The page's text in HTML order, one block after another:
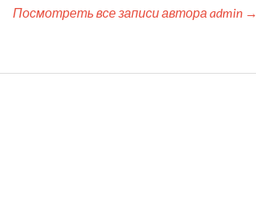
Посмотреть все записи автора admin →